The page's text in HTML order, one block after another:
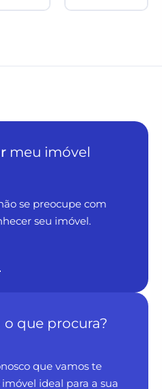
meu imóvel
se preocupe com
seu imóvel.
o que procura?
que vamos te
ideal para a sua